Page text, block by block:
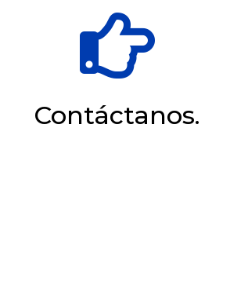

Contáctanos.